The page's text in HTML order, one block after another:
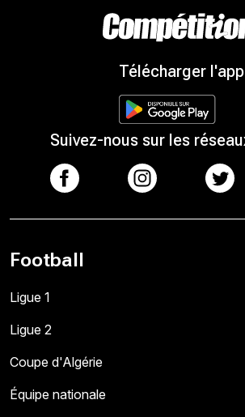
Télécharger l'app
Suivez-nous sur les
Football
Ligue 1
Ligue 2
Coupe d'Algérie
Équipe nationale